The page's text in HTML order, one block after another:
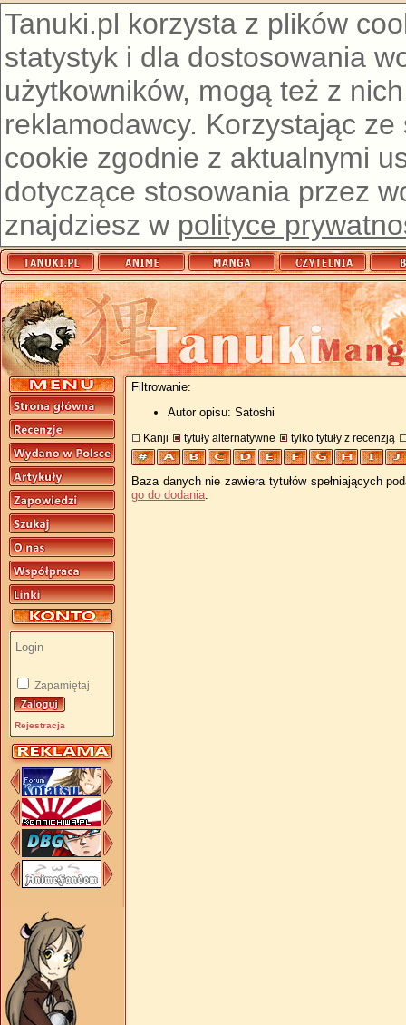
Tanuki.pl korzysta z plików
statystyk i dla dostosowania
użytkowników, mogą też z
reklamodawcy. Korzystając
cookie zgodnie z aktualnymi
dotyczące stosowania przez
znajdziesz w polityce
Zapamiętaj
Rejestracja
Filtrowanie:
Autor opisu: Satoshi
Kanji tytuły alternatywne tylko tytuły z recenzją
Baza danych nie zawiera tytułów spełniających
go do dodania.